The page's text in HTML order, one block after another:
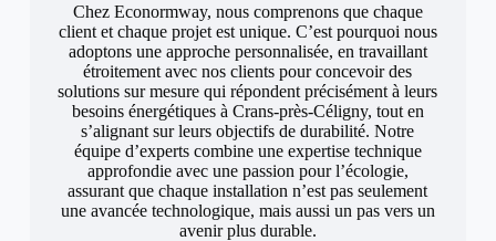
Chez Econormway, nous comprenons que chaque
client et chaque projet est unique. C’est pourquoi nous
adoptons une approche personnalisée, en travaillant
étroitement avec nos clients pour concevoir des
solutions sur mesure qui répondent précisément à leurs
besoins énergétiques à Crans-près-Céligny, tout en
s’alignant sur leurs objectifs de durabilité. Notre
équipe d’experts combine une expertise technique
approfondie avec une passion pour l’écologie,
assurant que chaque installation n’est pas seulement
une avancée technologique, mais aussi un pas vers un
avenir plus durable.